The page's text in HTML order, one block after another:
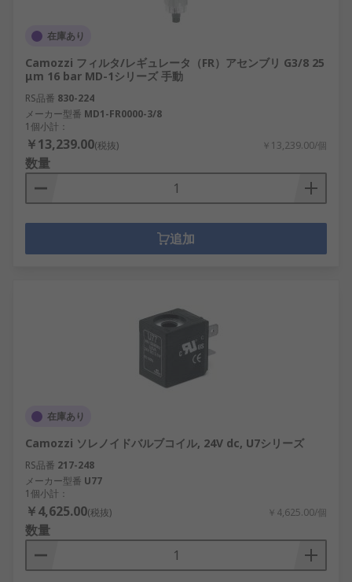
在庫あり
Camozzi フィルタ/レギュレータ（FR）アセンブリ G3/8 25
μm 16 bar MD-1シリーズ 手動
RS品番 830-224
メーカー型番 MD1-FR0000-3/8
1個小計：
￥13,239.00(税抜) ￥13,239.00/個
数量
追加
在庫あり
Camozzi ソレノイドバルブコイル, 24V dc, U7シリーズ
RS品番 217-248
メーカー型番 U77
1個小計：
￥4,625.00(税抜) ￥4,625.00/個
数量